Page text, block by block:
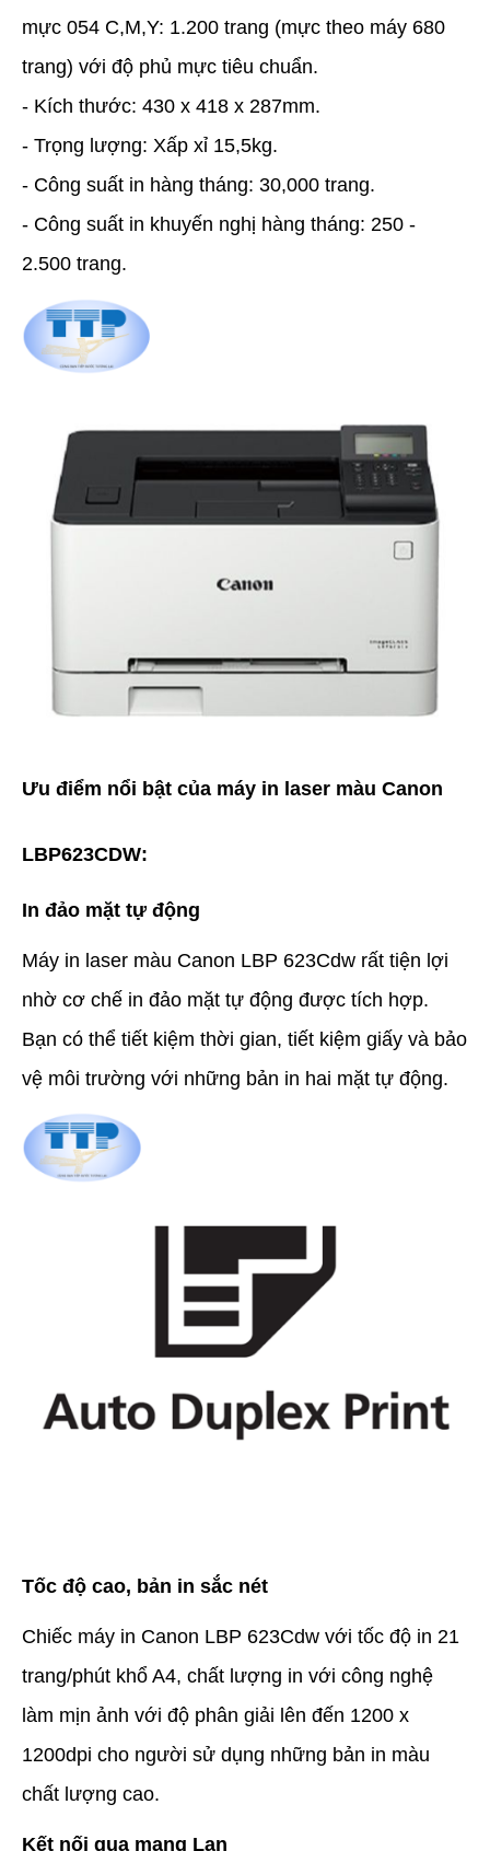
mực 054 C,M,Y: 1.200 trang (mực theo máy 680
trang) với độ phủ mực tiêu chuẩn.
- Kích thước: 430 x 418 x 287mm.
- Trọng lượng: Xấp xỉ 15,5kg.
- Công suất in hàng tháng: 30,000 trang.
- Công suất in khuyến nghị hàng tháng: 250 -
2.500 trang.
Ưu điểm nổi bật của máy in laser màu Canon
LBP623CDW:
In đảo mặt tự động
Máy in laser màu Canon LBP 623Cdw rất tiện lợi
nhờ cơ chế in đảo mặt tự động được tích hợp.
Bạn có thể tiết kiệm thời gian, tiết kiệm giấy và bảo
vệ môi trường với những bản in hai mặt tự động.
Tốc độ cao, bản in sắc nét
Chiếc máy in Canon LBP 623Cdw với tốc độ in 21
trang/phút khổ A4, chất lượng in với công nghệ
làm mịn ảnh với độ phân giải lên đến 1200 x
1200dpi cho người sử dụng những bản in màu
chất lượng cao.
Kết nối qua mạng Lan